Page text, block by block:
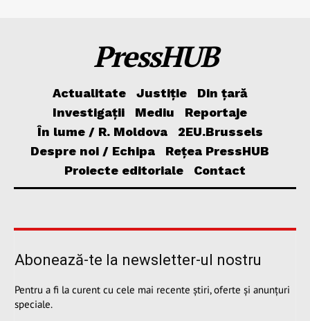
PressHUB
Actualitate Justiție
Din țară
Investigații
Mediu
Reportaje
În lume / R. Moldova
2EU.Brussels
Despre noi / Echipa
Rețea PressHUB
Proiecte editoriale
Contact
Abonează-te la newsletter-ul nostru
Pentru a fi la curent cu cele mai recente știri, oferte și anunțuri
speciale.